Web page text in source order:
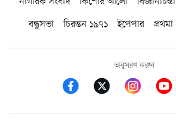
বন্ধুসভা
চিরন্তন ১৯৭১ ইপেপার প্রথমা
অনুসরণ করুন